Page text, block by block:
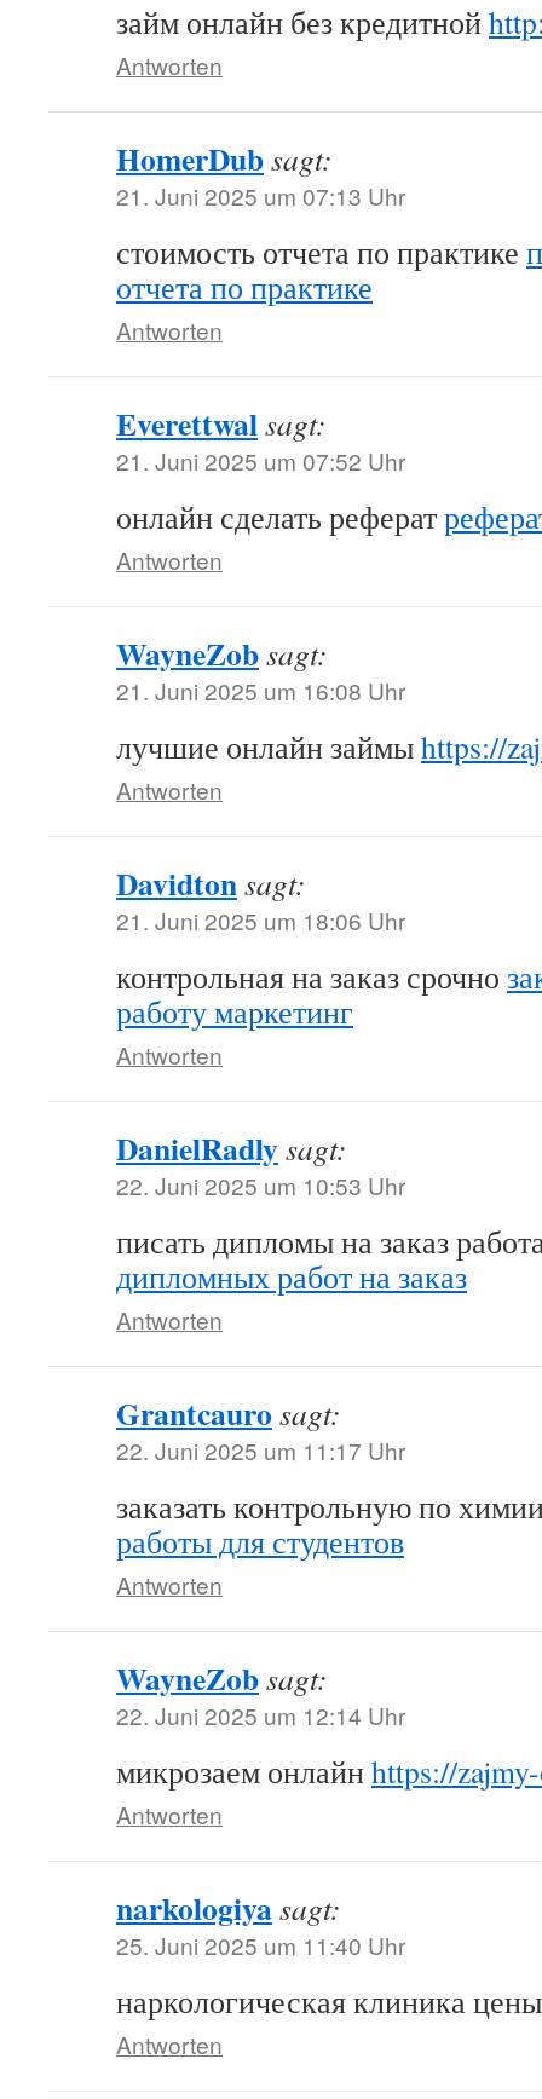
займ онлайн без кредитной
Antworten
HomerDubsagt:
21. Juni 2025 um 07:13 Uhr
стоимость отчета по практике
отчета по практике
Antworten
Everettwalsagt:
21. Juni 2025 um 07:52 Uhr
онлайн сделать реферат
Antworten
WayneZobsagt:
21. Juni 2025 um 16:08 Uhr
лучшие онлайн займыhttps://
Antworten
Davidtonsagt:
21. Juni 2025 um 18:06 Uhr
контрольная на заказ срочно
работу маркетинг
Antworten
DanielRadlysagt:
22. Juni 2025 um 10:53 Uhr
писать дипломы на заказ
дипломных работ на заказ
Antworten
Grantcauro sagt:
22. Juni 2025 um 11:17 Uhr
заказать контрольную по
работы для студентов
Antworten
WayneZobsagt:
22. Juni 2025 um 12:14 Uhr
микрозаем онлайнhttps://
Antworten
narkologiyasagt:
25. Juni 2025 um 11:40 Uhr
наркологическая клиника
Antworten